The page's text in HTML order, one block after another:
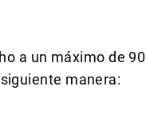
a un máximo de 90
manera: